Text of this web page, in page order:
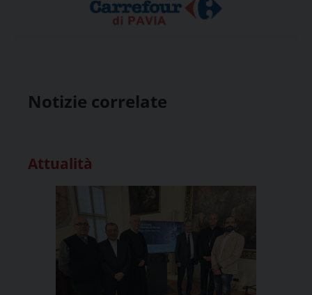
Notizie correlate
Attualità